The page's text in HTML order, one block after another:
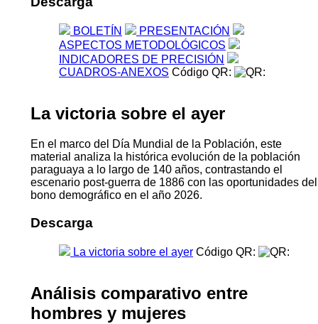
BOLETÍN
PRESENTACIÓN
ASPECTOS METODOLÓGICOS
INDICADORES DE PRECISIÓN
CUADROS-ANEXOS Código QR:
La victoria sobre el ayer
En el marco del Día Mundial de la Población, este
material analiza la histórica evolución de la población
paraguaya a lo largo de 140 años, contrastando el
escenario post-guerra de 1886 con las oportunidades del
bono demográfico en el año 2026.
Descarga
La victoria sobre el ayer Código QR:
Análisis comparativo entre
hombres y mujeres